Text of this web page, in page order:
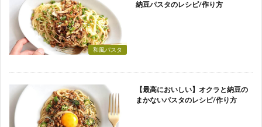
和風パスタ
納豆パスタのレシピ/作り方
【最高においしい】オクラと納豆の
まかないパスタのレシピ/作り方